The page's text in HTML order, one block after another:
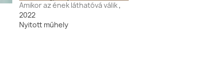
Amikor az ének láthatóvá válik,
2022
Nyitott műhely